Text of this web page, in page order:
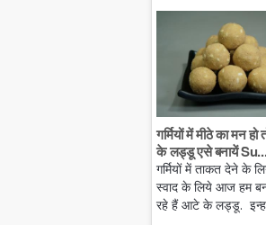
गर्मियों में मीठे का मन
के लड्डू एसे बनायें
गर्मियों में ताकत देने के
स्वाद के लिये आज हम
रहे हैं आटे के लड्डू.